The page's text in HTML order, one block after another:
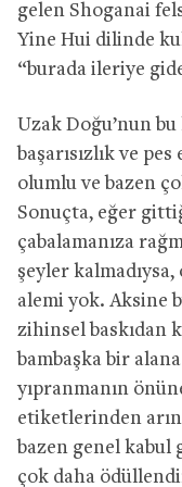
gelen Shoganai
Yine Hui dilinde
“burada ileriye
Uzak Doğu’nun bu
başarısızlık ve
olumlu ve bazen
Sonuçta, eğer
çabalamanıza
şeyler
alemi yok. Aksine
zihinsel baskıdan
bambaşka bir
yıpranmanın
etiketlerinden
bazen genel kabul
çok daha